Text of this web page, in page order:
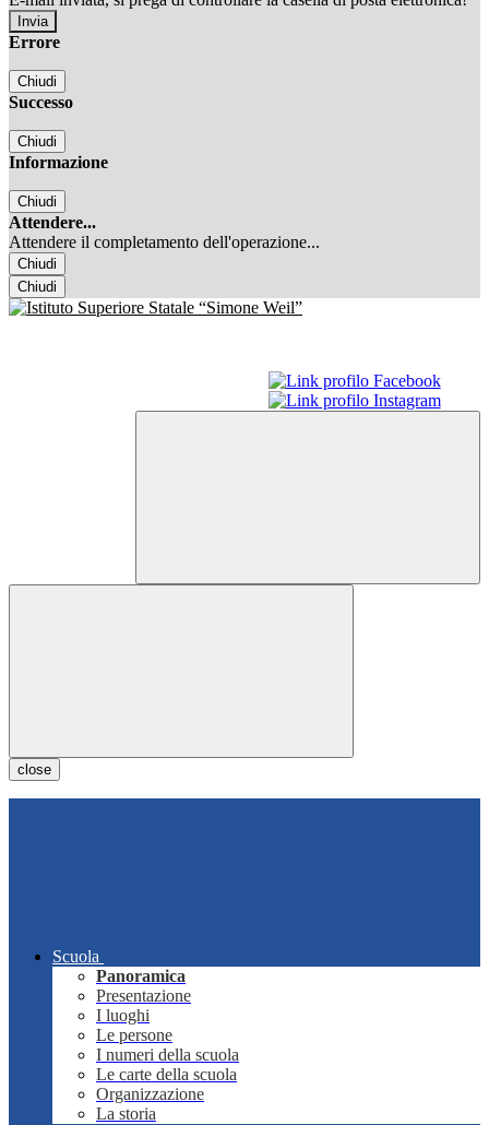
Errore
Chiudi
Successo
Chiudi
Informazione
Chiudi
Attendere...
Attendere il completamento dell'operazione...
Chiudi
Chiudi
close
Scuola
Panoramica
Presentazione
I luoghi
Le persone
I numeri della scuola
Le carte della scuola
Organizzazione
La storia